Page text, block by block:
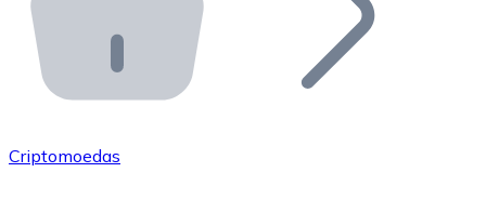
API Bitnovo
Integre nossa API no seu ecossistema.
Junte-se à nossa rede de revendedores e comercialize
Criptomoedas